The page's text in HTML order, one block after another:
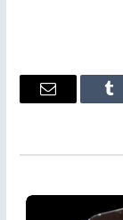
Tumblr
البريد